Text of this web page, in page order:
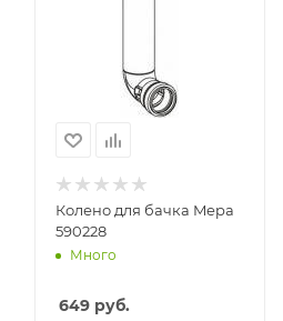
Колено для бачка Mepa
590228
Много
649руб.